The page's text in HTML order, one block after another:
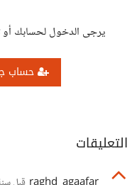
يرجى الدخول لحسابك
حساب
التعليقات